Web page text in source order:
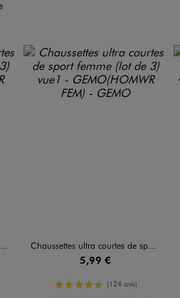
Chaussettes ultra courtes de sport femme (lot de 3)
5,99 €
4.5/5 de moyenne
(124 avis)